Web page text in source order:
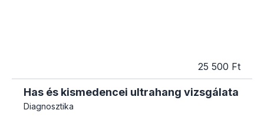
25 500 Ft
Has és kismedencei ultrahang vizsgálata
Diagnosztika